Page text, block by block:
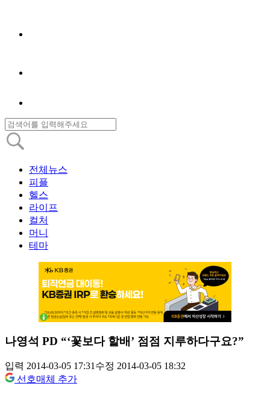
전체뉴스
피플
헬스
라이프
컬처
머니
테마
나영석 PD “‘꽃보다 할배’ 점점 지루하다구요?”
입력 2014-03-05 17:31수정 2014-03-05 18:32
선호매체 추가